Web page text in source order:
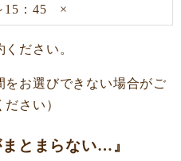
15：45 ×
ださい。
をお選びできない場合がご
さい）
まとまらない…』